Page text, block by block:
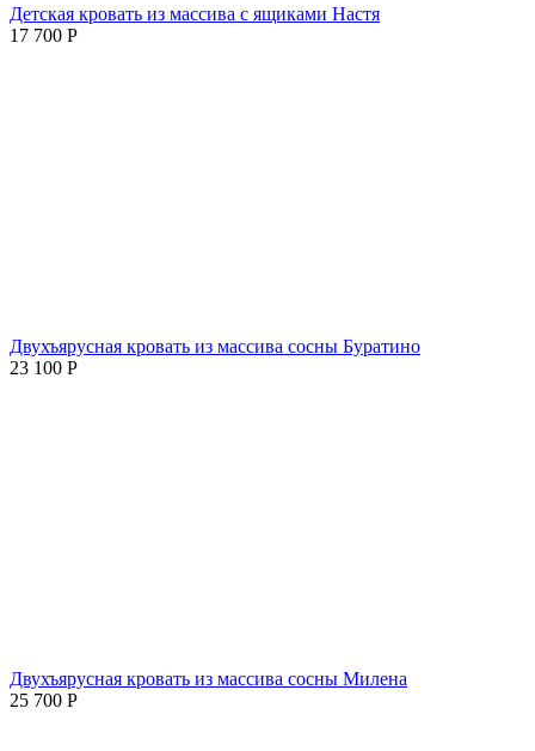
Детская кровать из массива с ящиками Настя
17 700 Р
Двухъярусная кровать из массива сосны Буратино
23 100 Р
Двухъярусная кровать из массива сосны Милена
25 700 Р